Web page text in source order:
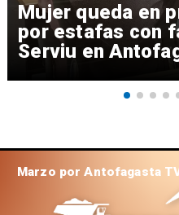
Mujer queda en
por estafas con
Serviu en
Marzo por Antofagasta